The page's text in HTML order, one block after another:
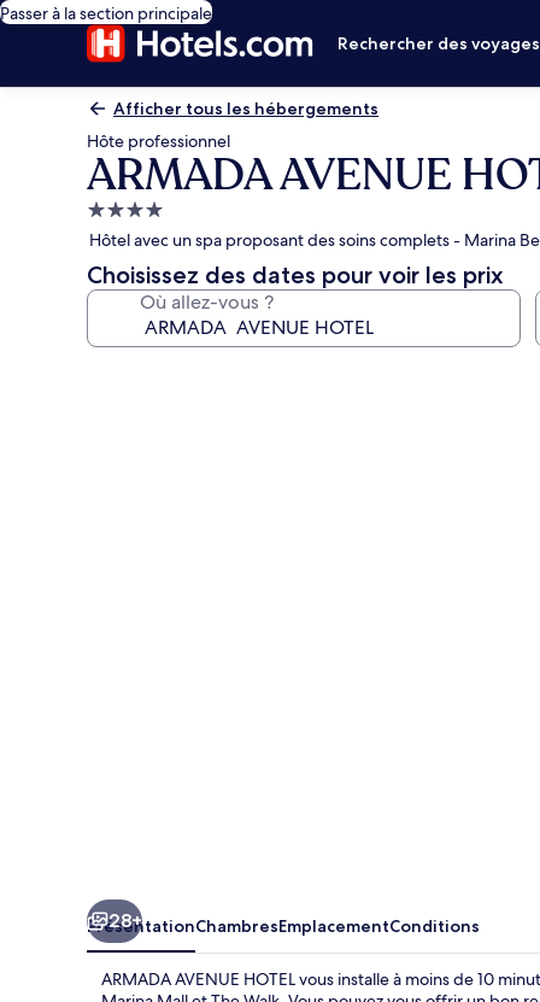
Passer à la section principale
Rechercher des voyages
Afficher tous les hébergements
Hôte professionnel
ARMADA AVENUE
Hébergement
4.0 étoiles
Hôtel avec un spa proposant des soins complets - Marina
Choisissez des dates pour voir les prix
Où allez-vous ?
28+
PrésentationChambresEmplacementConditions
ARMADA AVENUE HOTEL vous installe à moins de 10